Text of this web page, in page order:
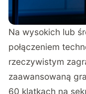
Na wysokich lub
połączeniem
rzeczywistym
zaawansowaną
60 klatkach na